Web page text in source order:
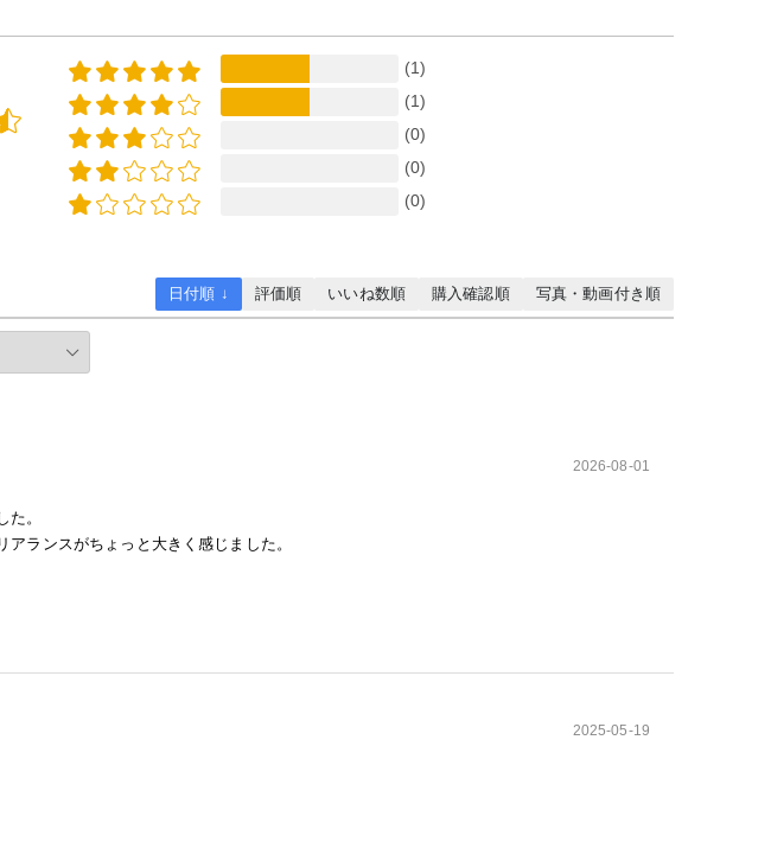
(1)
(1)
(0)
(0)
(0)
日付順 ↓ 評価順 いいね数順 購入確認順 写真・動画付き順
2026-08-01
。
ランスがちょっと大きく感じました。
2025-05-19